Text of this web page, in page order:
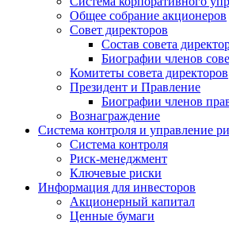
Общее собрание акционеров
Совет директоров
Состав совета
Биографии членов
Комитеты совета директоров
Президент и Правление
Биографии членов
Вознаграждение
Система контроля и управление
Система контроля
Риск-менеджмент
Ключевые риски
Информация для инвесторов
Акционерный капитал
Ценные бумаги